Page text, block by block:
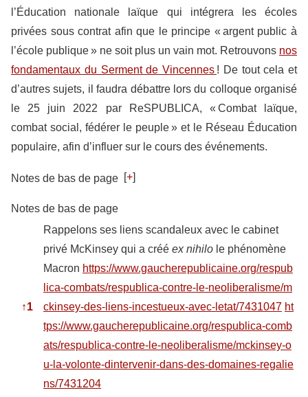
l’Éducation nationale laïque qui intégrera les écoles
privées sous contrat afin que le principe « argent public à
l’école publique » ne soit plus un vain mot. Retrouvons nos
fondamentaux du Serment de Vincennes ! De tout cela et
d’autres sujets, il faudra débattre lors du colloque organisé
le 25 juin 2022 par ReSPUBLICA, « Combat laïque,
combat social, fédérer le peuple » et le Réseau Éducation
populaire, afin d’influer sur le cours des événements.
Notes de bas de page [+]
Notes de bas de page
↑1
Rappelons ses liens scandaleux avec le cabinet
privé McKinsey qui a créé ex nihilo le phénomène
Macron https://www.gaucherepublicaine.org/respub
lica-combats/respublica-contre-le-neoliberalisme/m
ckinsey-des-liens-incestueux-avec-letat/7431047 ht
tps://www.gaucherepublicaine.org/respublica-comb
ats/respublica-contre-le-neoliberalisme/mckinsey-o
u-la-volonte-dintervenir-dans-des-domaines-regalie
ns/7431204